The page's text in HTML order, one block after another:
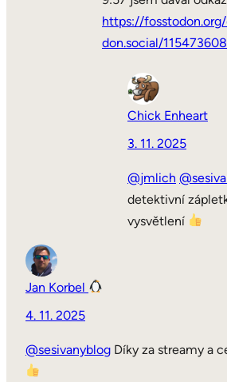
https://
don.social/
Chick Enheart
3. 11. 2025
@jmlich
detektivní
vysvětlení
Jan Korbel
4. 11. 2025
@sesivanyblog Díky za streamy a